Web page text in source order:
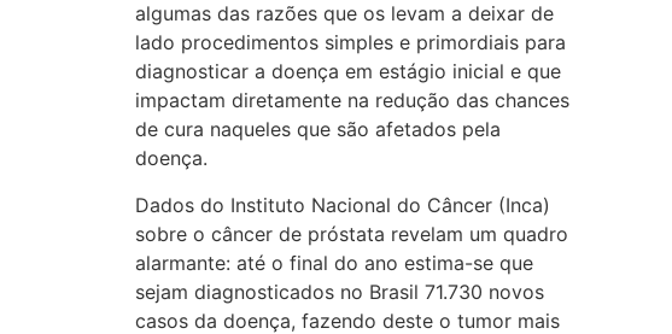
algumas das razões que os levam a deixar de
lado procedimentos simples e primordiais para
diagnosticar a doença em estágio inicial e que
impactam diretamente na redução das chances
de cura naqueles que são afetados pela
doença.
Dados do Instituto Nacional do Câncer (Inca)
sobre o câncer de próstata revelam um quadro
alarmante: até o final do ano estima-se que
sejam diagnosticados no Brasil 71.730 novos
casos da doença, fazendo deste o tumor mais